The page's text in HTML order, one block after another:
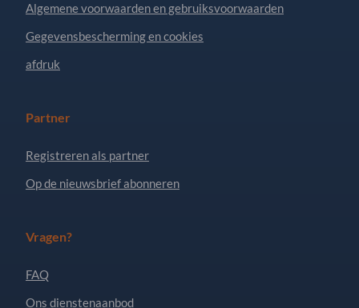
Algemene voorwaarden en gebruiksvoorwaarden
Gegevensbescherming en cookies
afdruk
Partner
Registreren als partner
Op de nieuwsbrief abonneren
Vragen?
FAQ
Ons dienstenaanbod